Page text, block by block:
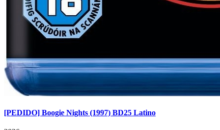
[PEDIDO] Boogie Nights (1997) BD25 Latino